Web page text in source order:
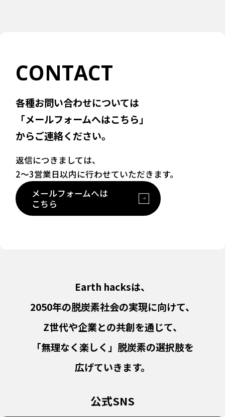
CONTACT
各種お問い合わせについては
「メールフォームへはこちら」
からご連絡ください。
返信につきましては、
2〜3営業日以内に行わせていただきます。
メールフォームへは
こちら
Earth hacksは、
2050年の脱炭素社会の実現に向けて、
Z世代や企業との共創を通じて、
「無理なく楽しく」脱炭素の選択肢を
広げていきます。
公式SNS